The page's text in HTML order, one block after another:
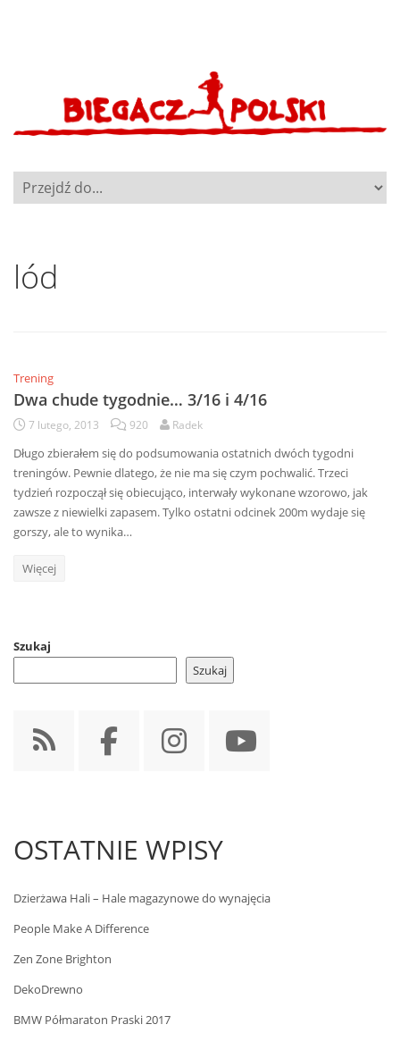
lód
Trening
Dwa chude tygodnie… 3/16 i 4/16
7 lutego, 2013 920 Radek
Długo zbierałem się do podsumowania ostatnich dwóch tygodni
treningów. Pewnie dlatego, że nie ma się czym pochwalić. Trzeci
tydzień rozpoczął się obiecująco, interwały wykonane wzorowo, jak
zawsze z niewielki zapasem. Tylko ostatni odcinek 200m wydaje się
gorszy, ale to wynika…
Więcej
Szukaj
Szukaj
OSTATNIE WPISY
Dzierżawa Hali – Hale magazynowe do wynajęcia
People Make A Difference
Zen Zone Brighton
DekoDrewno
BMW Półmaraton Praski 2017